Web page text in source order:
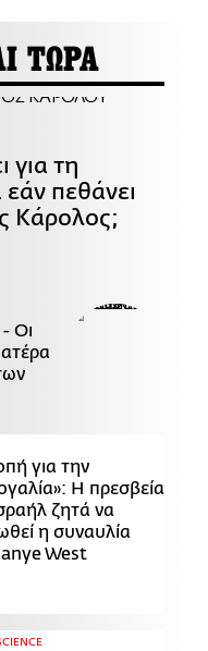
ΤΩΡΑ
για τη
πεθάνει
Κάρολος;
Οι
για την
Η πρεσβεία
ζητά να
η συναυλία
West